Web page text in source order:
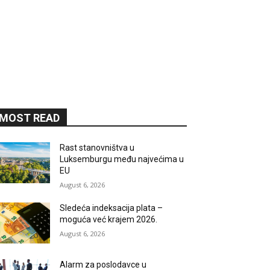
READ
Rast stanovništva u
Luksemburgu među najvećima u
EU
August 6, 2026
Sledeća indeksacija plata –
moguća već krajem 2026.
August 6, 2026
Alarm za poslodavce u